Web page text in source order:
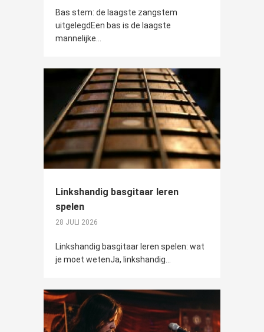
Bas stem: de laagste zangstem
uitgelegdEen bas is de laagste
mannelijke...
Linkshandig basgitaar leren
spelen
28 JULI 2026
Linkshandig basgitaar leren spelen: wat
je moet wetenJa, linkshandig...